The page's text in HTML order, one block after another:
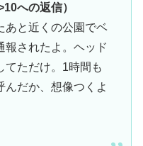
への返信）
あと近くの公園でベ
報されたよ。ヘッド
てただけ。1時間も
んだか、想像つくよ